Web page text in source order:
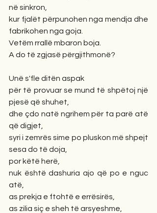
në sinkron,
kur fjalët përpunohen nga mendja dhe
fabrikohen nga goja.
Vetëm rrallë mbaron boja.
A do të zgjasë përgjithmonë?
Unë s'fle ditën aspak
për të provuar se mund të shpëtoj një
pjesë që shuhet,
dhe çdo natë ngrihem për ta parë atë
që digjet,
syri i zemrës sime po pluskon më shpejt
sesa do të doja,
por këtë herë,
nuk është dashuria ajo që po e nguc
atë,
as prekja e ftohtë e errësirës,
as zilia siç e sheh të arsyeshme,